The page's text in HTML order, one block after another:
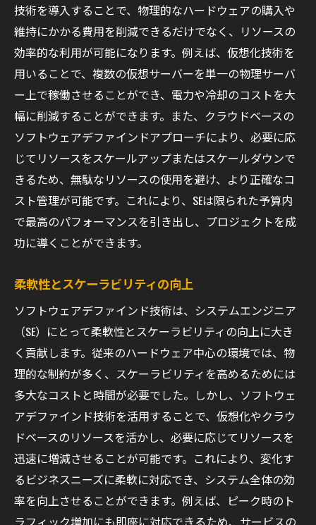
技術を導入することで、物理的なハードウェアの購入や
維持にかかる費用を削減できるだけでなく、リソースの
効率的な利用が可能になります。例えば、仮想化技術を
用いることで、複数の仮想サーバーを単一の物理サーバ
ー上で稼働させることができ、電力や冷却のコストを大
幅に削減することができます。また、クラウドベースの
ソフトウェアデファインドアプローチにより、必要に応
じてリソースをスケールアップまたはスケールダウンで
きるため、無駄なリソースの使用を避け、より正確なコ
スト管理が可能です。これにより、SEは限られた予算内
で最高のパフォーマンスを引き出し、プロジェクトを成
功に導くことができます。
柔軟性とスケーラビリティの向上
ソフトウェアデファインド技術は、システムエンジニア
（SE）にとって柔軟性とスケーラビリティの向上に大き
く貢献します。従来のハードウェア中心の環境では、物
理的な制約が多く、スケーラビリティを高めるためには
多大なコストと時間が必要でした。しかし、ソフトウェ
アデファインド技術を活用することで、仮想化やクラウ
ドベースのリソースを活かし、必要に応じてリソースを
迅速に増減させることが可能です。これにより、変化す
るビジネスニーズに柔軟に対応でき、システム全体の効
率を向上させることができます。例えば、ピーク時のト
ラフィック増加にも即座に対応できるため、サービスの